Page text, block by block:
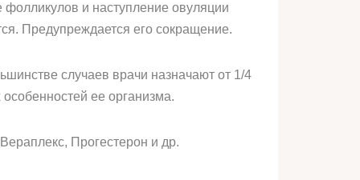
фолликулов и наступление овуляции
Предупреждается его сокращение.
случаев врачи назначают от 1/4
ее организма.
Прогестерон и др.